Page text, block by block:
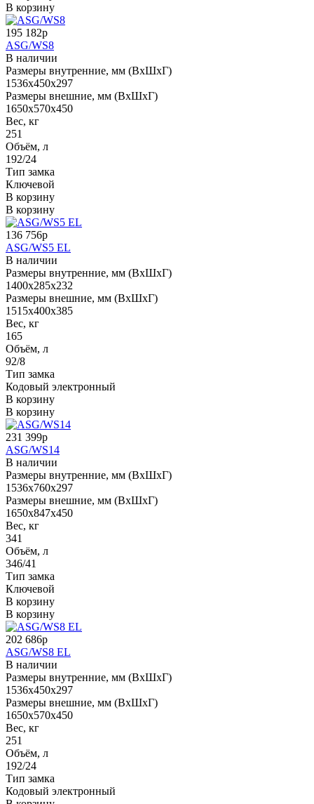
В корзину
195 182р
ASG/WS8
В наличии
Размеры внутренние, мм (ВхШхГ)
1536x450x297
Размеры внешние, мм (ВхШхГ)
1650x570x450
Вес, кг
251
Объём, л
192/24
Тип замка
Ключевой
В корзину
В корзину
136 756р
ASG/WS5 EL
В наличии
Размеры внутренние, мм (ВхШхГ)
1400x285x232
Размеры внешние, мм (ВхШхГ)
1515x400x385
Вес, кг
165
Объём, л
92/8
Тип замка
Кодовый электронный
В корзину
В корзину
231 399р
ASG/WS14
В наличии
Размеры внутренние, мм (ВхШхГ)
1536x760x297
Размеры внешние, мм (ВхШхГ)
1650x847x450
Вес, кг
341
Объём, л
346/41
Тип замка
Ключевой
В корзину
В корзину
202 686р
ASG/WS8 EL
В наличии
Размеры внутренние, мм (ВхШхГ)
1536x450x297
Размеры внешние, мм (ВхШхГ)
1650x570x450
Вес, кг
251
Объём, л
192/24
Тип замка
Кодовый электронный